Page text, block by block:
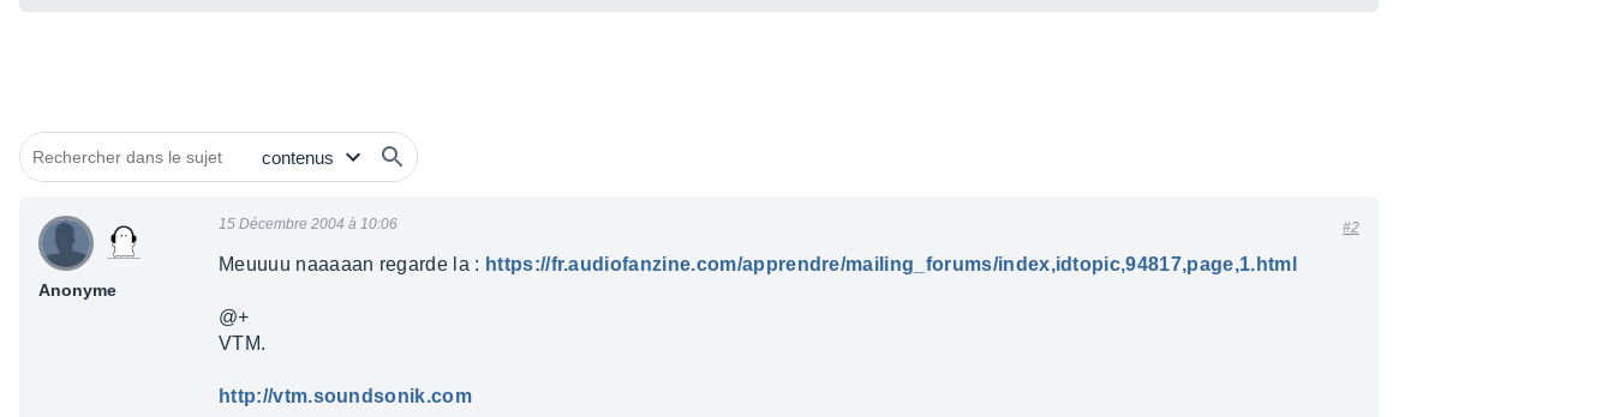
Anonyme
15 Décembre 2004 à 10:06 #2
Meuuuu naaaaan regarde la : https://fr.audiofanzine.com/apprendre/mailing_forums/index,idtopic,94817,page,1.html
@+
VTM.
http://vtm.soundsonik.com